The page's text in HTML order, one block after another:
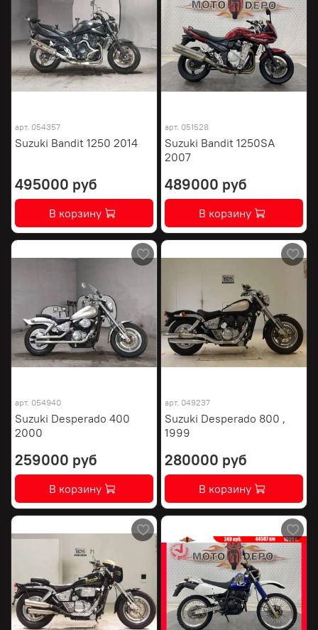
арт. 054357
Suzuki Bandit 1250 2014
495000 руб
В корзину
арт. 051528
Suzuki Bandit 1250SA
2007
489000 руб
В корзину
арт. 054940
Suzuki Desperado 400
2000
259000 руб
В корзину
арт. 049237
Suzuki Desperado 800 ,
1999
280000 руб
В корзину